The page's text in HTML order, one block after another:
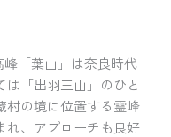
「葉山」は奈良時代
は「出羽三山」のひと
村の境に位置する霊峰
れ、アプローチも良好